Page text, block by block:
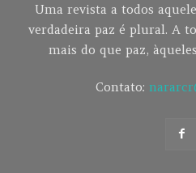
Uma revista a todos
verdadeira paz é plural. A
mais do que paz,
Contato: